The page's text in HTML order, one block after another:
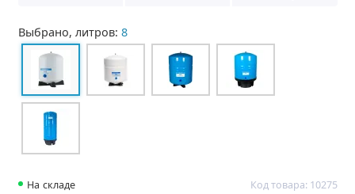
На складе Код товара: 10275
Выбрано, литров: 8